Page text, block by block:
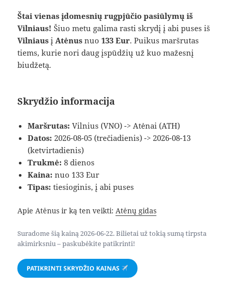
Štai vienas įdomesnių rugpjūčio pasiūlymų iš
Vilniaus! Šiuo metu galima rasti skrydį į abi puses iš
Vilniaus įAtėnus nuo133 Eur. Puikus maršrutas
tiems, kurie nori daug įspūdžių už kuo mažesnį
biudžetą.
Skrydžio informacija
Maršrutas: Vilnius (VNO) -> Atėnai (ATH)
Datos: 2026-08-05 (trečiadienis) -> 2026-08-13
(ketvirtadienis)
Trukmė: 8 dienos
Kaina: nuo 133 Eur
Tipas: tiesioginis, į abi puses
Apie Atėnus ir ką ten veikti:Atėnų gidas
Suradome šią kainą 2026-06-22. Bilietai už tokią sumą tirpsta
akimirksniu – paskubėkite patikrinti!
PATIKRINTI SKRYDŽIO KAINAS